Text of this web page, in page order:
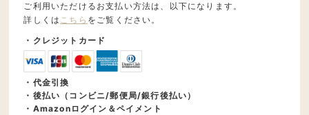
ご利用いただけるお支払い方法は、以下になります。
詳しくは こちら をご覧ください。
・クレジットカード
・代金引換
・後払い（コンビニ/郵便局/銀行後払い）
・Amazonログイン＆ペイメント